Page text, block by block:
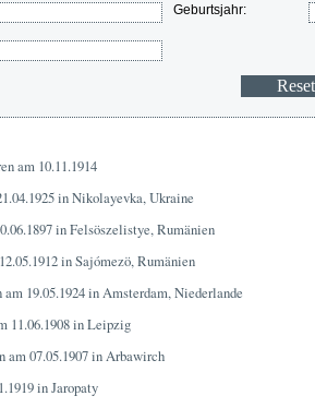
Geburtsjahr:
am 10.11.1914
in Nikolayevka, Ukraine
in Felsöszelistye, Rumänien
in Sajómezö, Rumänien
am 19.05.1924 in Amsterdam, Niederlande
11.06.1908 in Leipzig
am 07.05.1907 in Arbawirch
in Jaropaty